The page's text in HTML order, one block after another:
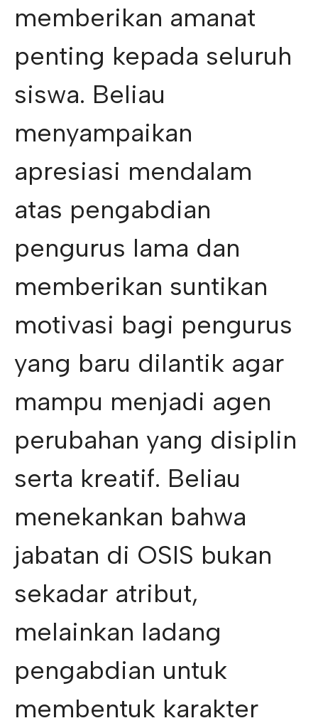
memberikan amanat
penting kepada seluruh
siswa. Beliau
menyampaikan
apresiasi mendalam
atas pengabdian
pengurus lama dan
memberikan suntikan
motivasi bagi pengurus
yang baru dilantik agar
mampu menjadi agen
perubahan yang disiplin
serta kreatif. Beliau
menekankan bahwa
jabatan di OSIS bukan
sekadar atribut,
melainkan ladang
pengabdian untuk
membentuk karakter